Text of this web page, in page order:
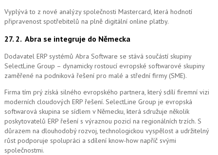
Vyplývá to z nové analýzy společnosti Mastercard, která hodnotí
připravenost spotřebitelů na plně digitální online platby.
27. 2. Abra se integruje do Německa
Dodavatel ERP systémů Abra Software se stává součástí skupiny
SelectLine Group – dynamicky rostoucí evropské softwarové skupiny
zaměřené na podniková řešení pro malé a střední firmy (SME).
Firma tím prý získá silného evropského partnera, který sdílí firemní vizi
moderních cloudových ERP řešení. SelectLine Group je evropská
softwarová skupina se sídlem v Německu, která sdružuje několik
poskytovatelů ERP řešení s výraznou pozicí na regionálních trzích. S
důrazem na dlouhodobý rozvoj, technologickou vyspělost a udržitelný
růst podporuje spolupráci a sdílení know-how napříč svými
společnostmi.